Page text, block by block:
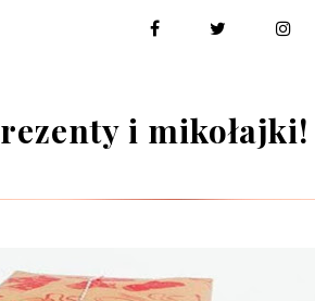
i mikołajki!